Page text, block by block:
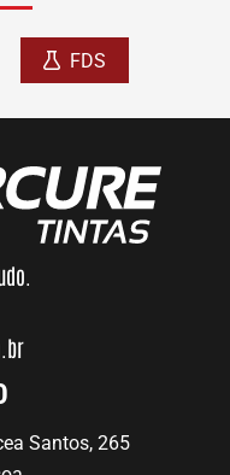
FDS
Santos, 265